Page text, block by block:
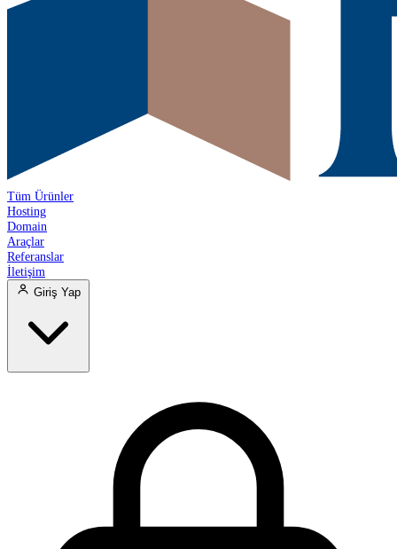
Tüm Ürünler
Hosting
Domain
Araçlar
Referanslar
İletişim
Giriş Yap